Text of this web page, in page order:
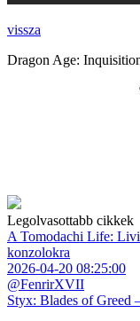
vissza
Dragon Age:
Legolvasottabb cikkek
A Tomodachi Life:
konzolokra
2026-04-20 08:25:00
@FenrirXVII
Styx: Blades of Greed